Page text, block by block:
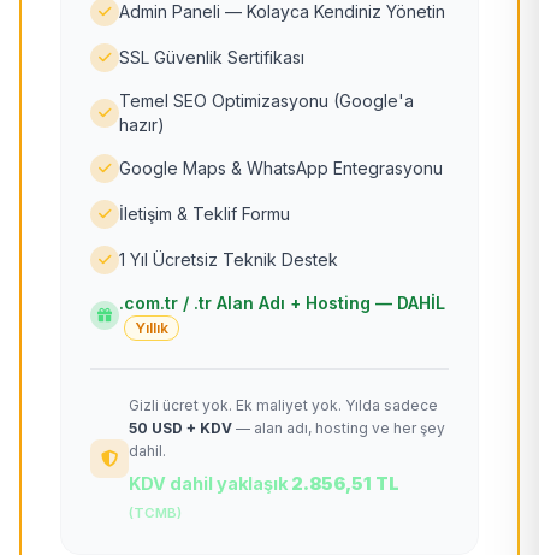
Admin Paneli — Kolayca Kendiniz Yönetin
SSL Güvenlik Sertifikası
Temel SEO Optimizasyonu (Google'a
hazır)
Google Maps & WhatsApp Entegrasyonu
İletişim & Teklif Formu
1 Yıl Ücretsiz Teknik Destek
.com.tr / .tr Alan Adı + Hosting — DAHİL
Yıllık
Gizli ücret yok. Ek maliyet yok. Yılda sadece
50 USD + KDV — alan adı, hosting ve her şey
dahil.
KDV dahil yaklaşık 2.856,51 TL
(TCMB)